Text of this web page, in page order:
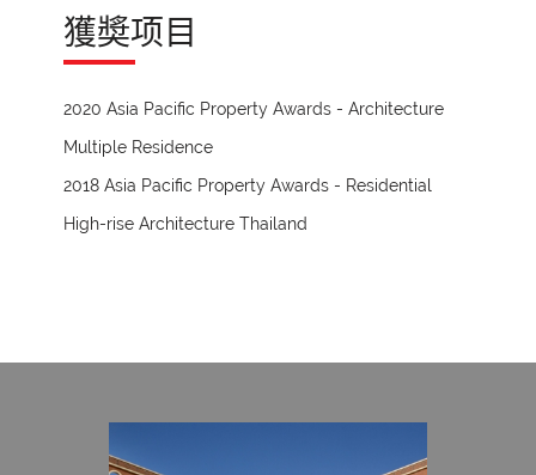
獲奬项目
2020 Asia Pacific Property Awards - Architecture
Multiple Residence
2018 Asia Pacific Property Awards - Residential
High-rise Architecture Thailand